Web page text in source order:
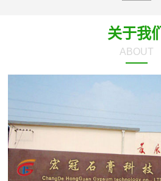
关于我们
ABOUT